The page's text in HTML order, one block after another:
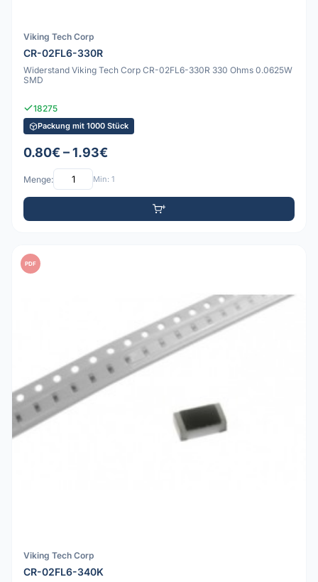
Viking Tech Corp
CR-02FL6-330R
Widerstand Viking Tech Corp CR-02FL6-330R 330 Ohms 0.0625W
SMD
18275
Packung mit 1000 Stück
0.80€ – 1.93€
Menge: Min: 1
PDF
Viking Tech Corp
CR-02FL6-340K